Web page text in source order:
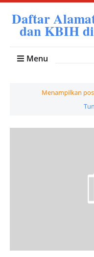
Daftar
dan KBIH
Menu
Menampilkan